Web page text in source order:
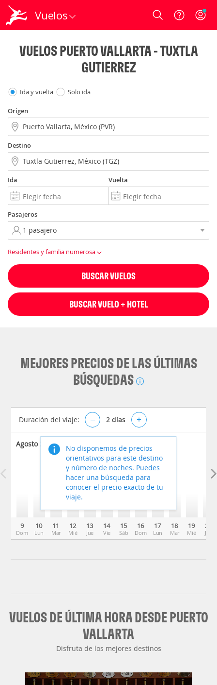
Vuelos Login
VUELOS PUERTO VALLARTA - TUXTLA
GUTIERREZ
Ida y vuelta Solo ida
Origen
Destino
Ida Vuelta
Pasajeros
Residentes y familia numerosa
BUSCAR VUELOS
BUSCAR VUELO + HOTEL
MEJORES PRECIOS DE LAS ÚLTIMAS
BÚSQUEDAS
Duración del viaje: – 2 días +
Agosto 2026
9
Dom
10
Lun
11
Mar
12
Mié
13
Jue
14
Vie
15
Sáb
16
Dom
17
Lun
18
Mar
19
Mié
20
Jue
No disponemos de precios
orientativos para este destino
y número de noches. Puedes
hacer una búsqueda para
conocer el precio exacto de tu
viaje.
VUELOS DE ÚLTIMA HORA DESDE PUERTO
VALLARTA
Disfruta de los mejores destinos